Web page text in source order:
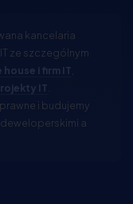
kancelaria
ze szczególnym
i firm IT
IT
i budujemy
a